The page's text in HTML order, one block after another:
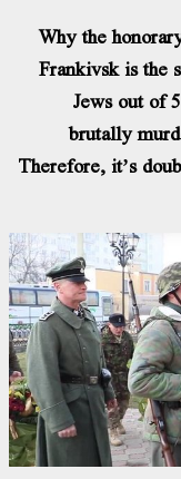
Why the
Frankivsk is the
Jews out of
brutally
Therefore, it’s